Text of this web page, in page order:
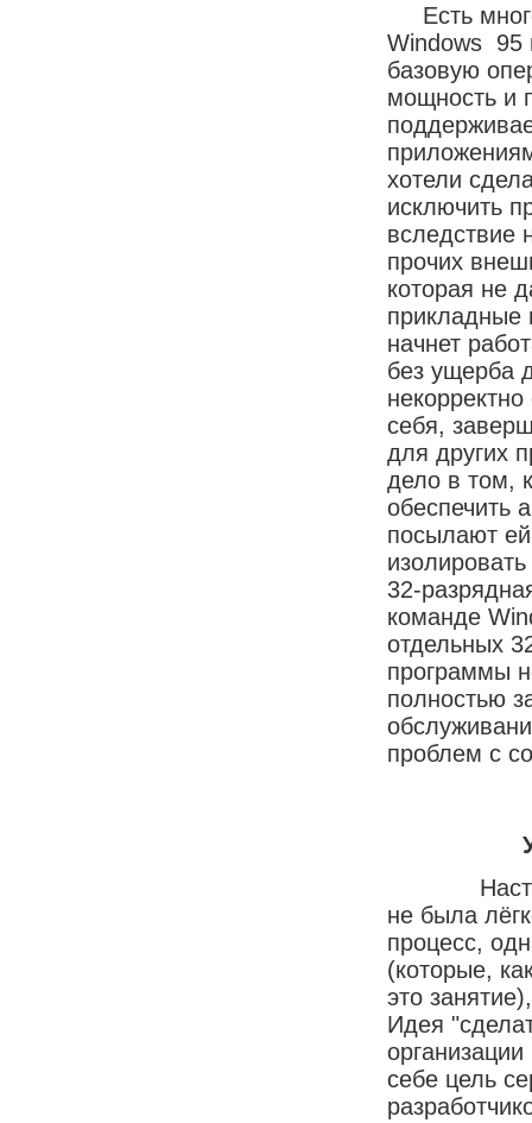
Есть
Windows 95
базовую
мощность и
хотели
исключить
вследствие
прочих
которая не
прикладные
начнет
без ущерба
себя,
для других
дело в том,
обеспечить
посылают
32-
команде
отдельных
программы
полностью
проблем с
не была
процесс,
(которые,
это
Идея
себе цель